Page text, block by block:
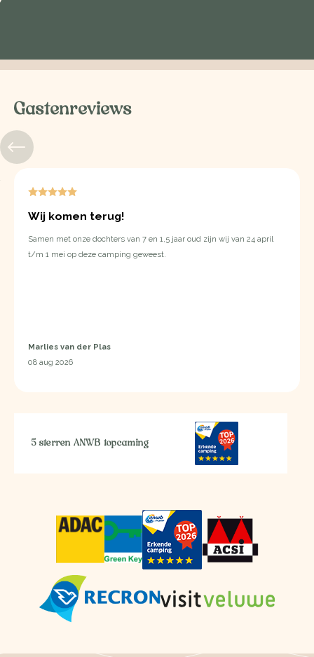
Gastenreviews
Wij komen terug!
Samen met onze dochters van 7 en 1,5 jaar oud zijn wij van 24 april
t/m 1 mei op deze camping geweest.
Marlies van der Plas
08 aug 2026
5 sterren ANWB topcaming